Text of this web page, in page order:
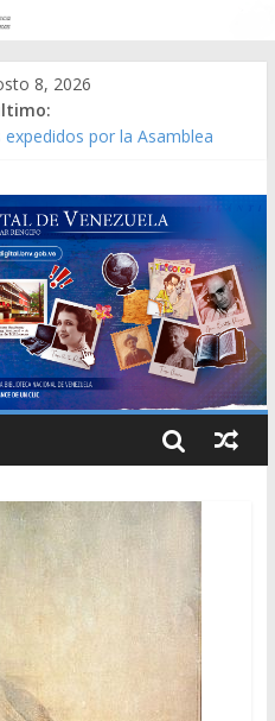
8, 2026
por la Asamblea
gráfico]
Venezuela año CXXXIII Mes V,
38.394
Modesta Bor